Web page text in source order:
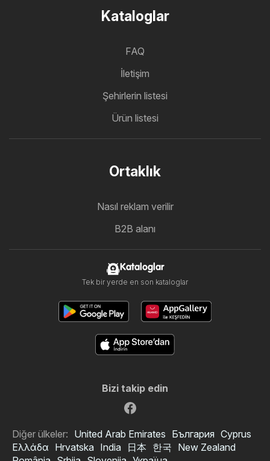
Kataloglar
FAQ
İletişim
Şehirlerin listesi
Ürün listesi
Ortaklık
Nasıl reklam verilir
B2B alanı
Kataloglar
Tek bir yerde en son kataloglar
Bizi takip edin
Diğer ülkeler: United Arab Emirates България Cyprus
Ελλάδα Hrvatska India 日本 한국 New Zealand